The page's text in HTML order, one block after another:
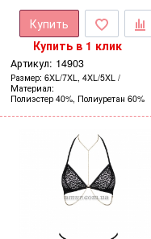
Купить
Купить в 1 клик
Артикул: 14903
Размер 6XL/7XL, 4XL/5XL
Материал
Полиэстер 40%, Полиуретан 60%